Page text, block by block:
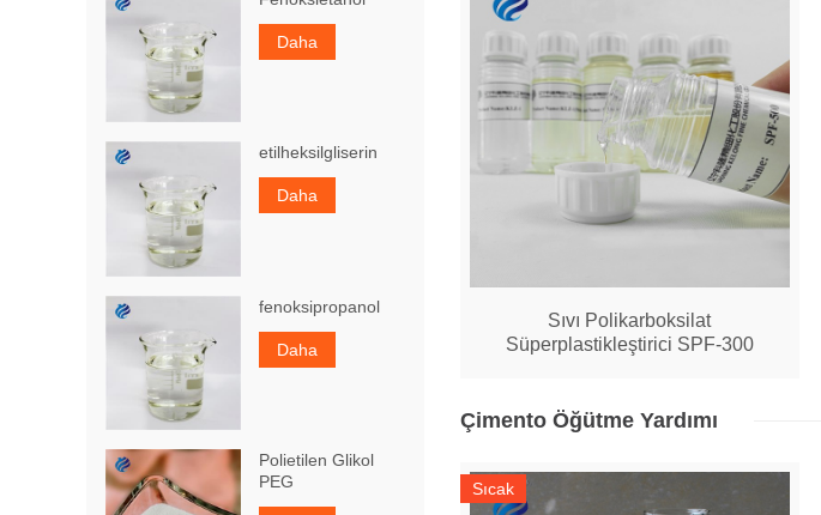
Sıvı Polikarboksilat
Süperplastikleştirici SPF-300
Çimento Öğütme Yardımı
Sıcak
Daha
etilheksilgliserin
Daha
fenoksipropanol
Daha
Polietilen Glikol
PEG